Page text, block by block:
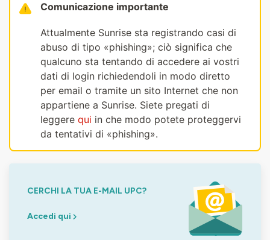
Comunicazione importante
Attualmente Sunrise sta registrando casi di
abuso di tipo «phishing»; ciò significa che
qualcuno sta tentando di accedere ai vostri
dati di login richiedendoli in modo diretto
per email o tramite un sito Internet che non
appartiene a Sunrise. Siete pregati di
leggere qui in che modo potete proteggervi
da tentativi di «phishing».
CERCHI LA TUA E-MAIL UPC?
Accedi qui